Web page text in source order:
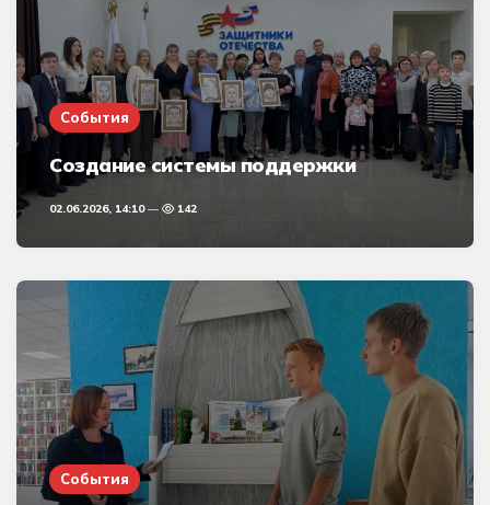
События
Создание системы поддержки
02.06.2026, 14:10 142
События